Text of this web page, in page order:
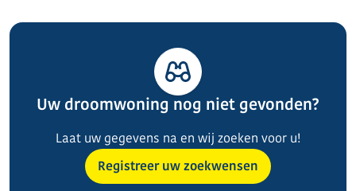
Uw droomwoning nog niet gevonden?
Laat uw gegevens na en wij zoeken voor u!
Registreer uw zoekwensen